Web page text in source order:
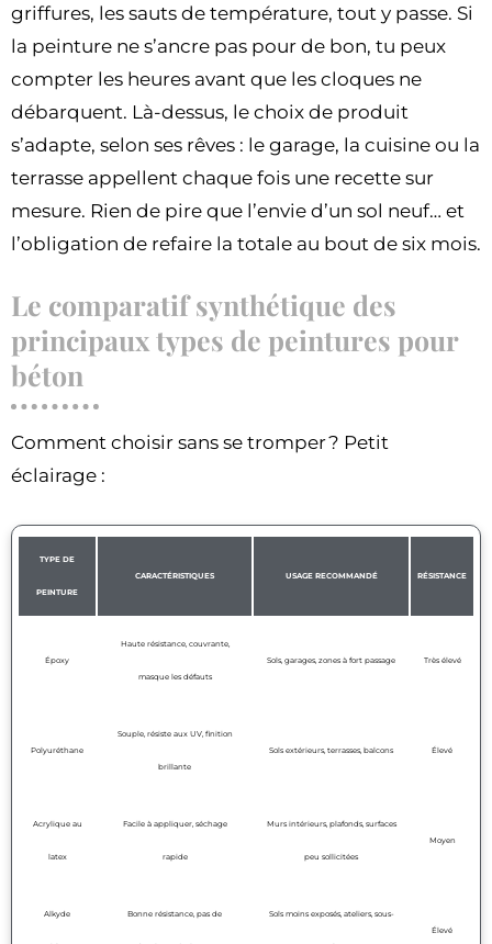
griffures, les sauts de température, tout y passe. Si
la peinture ne s’ancre pas pour de bon, tu peux
compter les heures avant que les cloques ne
débarquent. Là-dessus, le choix de produit
s’adapte, selon ses rêves : le garage, la cuisine ou la
terrasse appellent chaque fois une recette sur
mesure. Rien de pire que l’envie d’un sol neuf… et
l’obligation de refaire la totale au bout de six mois.
Le comparatif synthétique des
principaux types de peintures pour
béton
Comment choisir sans se tromper ? Petit
éclairage :
TYPE DE
PEINTURE
CARACTÉRISTIQUES USAGE RECOMMANDÉ RÉSISTANCE
Époxy
Haute résistance, couvrante,
masque les défauts
Sols, garages, zones à fort passage Très élevé
Polyuréthane
Souple, résiste aux UV, finition
brillante
Sols extérieurs, terrasses, balcons Élevé
Acrylique au
latex
Facile à appliquer, séchage
rapide
Murs intérieurs, plafonds, surfaces
peu sollicitées
Moyen
Alkyde Bonne résistance, pas de Sols moins exposés, ateliers, sous-
Élevé